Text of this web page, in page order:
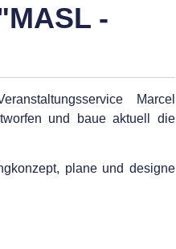
-
Marcel
und baue aktuell die
plane und designe